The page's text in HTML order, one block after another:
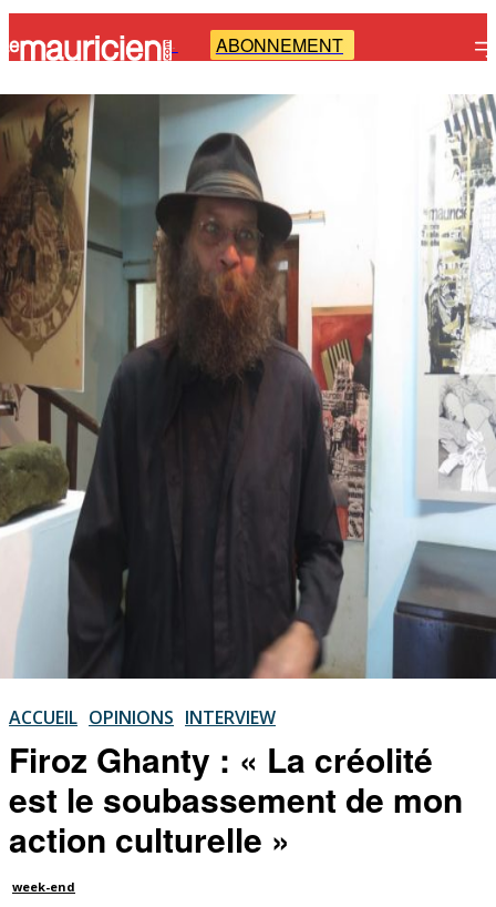
- ABONNEMENT
ACCUEIL OPINIONS INTERVIEW
Firoz Ghanty : « La créolité
est le soubassement de mon
action culturelle »
week-end